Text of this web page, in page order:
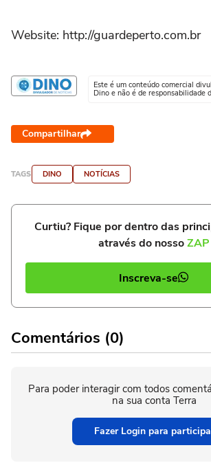
Website: http://guardeperto.com.br
Este é um conteúdo comercial
Dino e não é de responsabilidade
Compartilhar
TAGS DINO NOTÍCIAS
Curtiu? Fique por dentro das
através do nossoZAP
Inscreva-se
Comentários (0)
Para poder interagir com todos
na sua conta Terra
Fazer Login para